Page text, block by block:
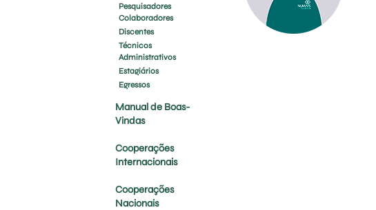
Pesquisadores
Colaboradores
Discentes
Técnicos
Administrativos
Estagiários
Egressos
Manual de Boas-
Vindas
Cooperações
Internacionais
Cooperações
Nacionais